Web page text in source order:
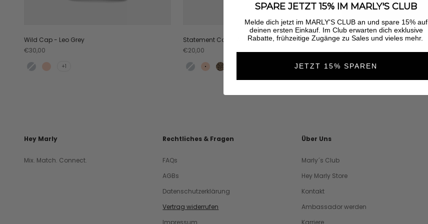
Wild Cap - Leo Grey
Angebot
€30,00
Teal Apricot
+1
Statement Cap - Apricot
Angebot
€20,00
Teal ApricotLeo Sand
Wild Cap - Leo Sand
€30,00
Teal Apricot
Hey Marly
Mix. Match. Connect.
Rechtliches & Fragen
FAQs
AGBs
Datenschutzerklärung
Vertrag widerrufen
Impressum
Über Uns
Marly´s Club
Hey Marly Store
Kontakt
Ambassador werden
Karriere
SPARE JETZT 15% IM MARLY'S CLUB
Melde dich jetzt im MARLY'S CLUB an und spare 15% auf
deinen ersten Einkauf. Im Club erwarten dich exklusive
Rabatte, frühzeitige Zugänge zu Sales und vieles mehr.
JETZT 15% SPAREN